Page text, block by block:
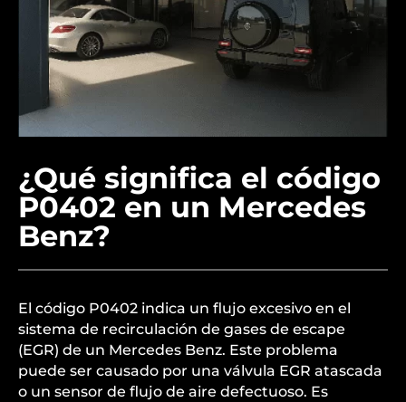
¿Qué significa el código
P0402 en un Mercedes
Benz?
El código P0402 indica un flujo excesivo en el
sistema de recirculación de gases de escape
(EGR) de un Mercedes Benz. Este problema
puede ser causado por una válvula EGR atascada
o un sensor de flujo de aire defectuoso. Es